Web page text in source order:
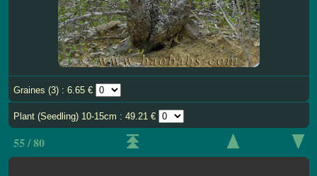
Graines (3) : 6.65 €
Plant (Seedling) 10-15cm : 49.21 €
55 / 80